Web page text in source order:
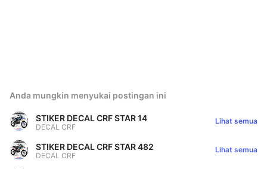
Anda mungkin menyukai postingan ini
STIKER DECAL CRF STAR 14
DECAL CRF
Lihat semua
STIKER DECAL CRF STAR 482
DECAL CRF
Lihat semua